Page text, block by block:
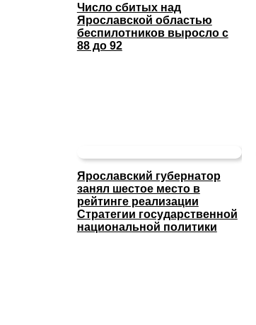
Число сбитых над
Ярославской областью
беспилотников выросло с
88 до 92
Ярославский губернатор
занял шестое место в
рейтинге реализации
Стратегии государственной
национальной политики